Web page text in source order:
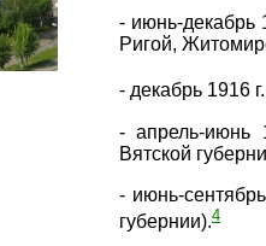
- июнь-декабрь
Ригой,
- декабрь 1916
- апрель-июнь
Вятской
- июнь-
губернии).4